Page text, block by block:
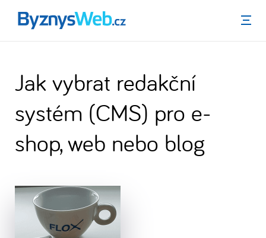
Menu
Jak vybrat redakční
systém (CMS) pro e-
shop, web nebo blog